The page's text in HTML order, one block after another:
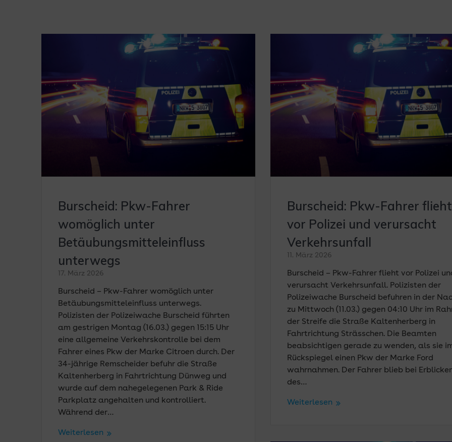
Burscheid: Pkw-Fahrer
womöglich unter
Betäubungsmitteleinfluss
unterwegs
17. März 2026
Burscheid – Pkw-Fahrer womöglich unter
Betäubungsmitteleinfluss unterwegs.
Polizisten der Polizeiwache Burscheid führten
am gestrigen Montag (16.03.) gegen 15:15 Uhr
eine allgemeine Verkehrskontrolle bei dem
Fahrer eines Pkw der Marke Citroen durch. Der
34-jährige Remscheider befuhr die Straße
Kaltenherberg in Fahrtrichtung Dünweg und
wurde auf dem nahegelegenen Park & Ride
Parkplatz angehalten und kontrolliert.
Während der…
Weiterlesen
Burscheid: Pkw-Fahrer flieht
vor Polizei und verursacht
Verkehrsunfall
11. März 2026
Burscheid – Pkw-Fahrer flieht vor Polizei
verursacht Verkehrsunfall. Polizisten der
Polizeiwache Burscheid befuhren in der
zu Mittwoch (11.03.) gegen 04:10 Uhr im
der Streife die Straße Kaltenherberg in
Fahrtrichtung Strässchen. Die Beamten
beabsichtigen gerade zu wenden, als sie
Rückspiegel einen Pkw der Marke Ford
wahrnahmen. Der Fahrer blieb bei
des…
Weiterlesen